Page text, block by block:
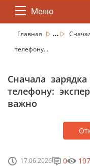
Меню
Главная ...
телефону...
Сначала
телефону:
важно
17.06.2026 0 107